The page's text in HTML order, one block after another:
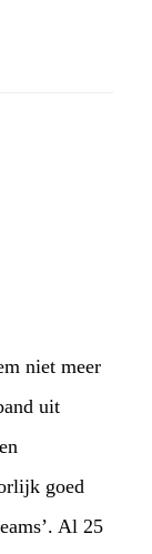
niet meer
uit
goed
Al 25